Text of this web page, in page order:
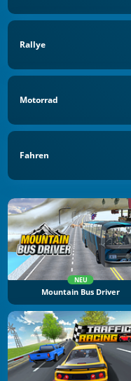
Rallye
Motorrad
Fahren
NEU
Mountain Bus Driver